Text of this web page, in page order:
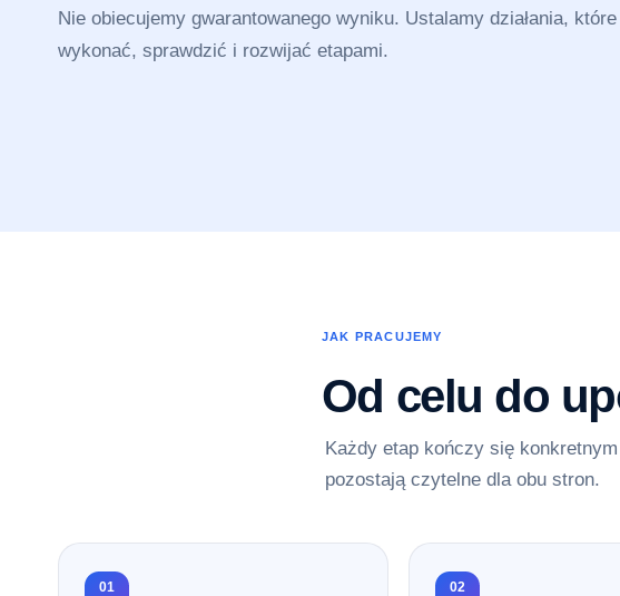
Nie obiecujemy gwarantowanego wyniku. Ustalamy działania,
wykonać, sprawdzić i rozwijać etapami.
JAK PRACUJEMY
Od celu do
Każdy etap kończy się
pozostają czytelne dla obu stron.
01 02